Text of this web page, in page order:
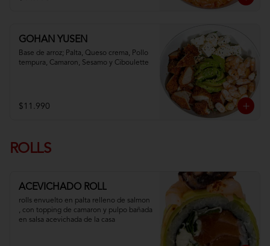
GOHAN YUSEN
Base de arroz; Palta, Queso crema, Pollo
tempura, Camaron, Sesamo y Ciboulette
$11.990
ROLLS
ACEVICHADO ROLL
rolls envuelto en palta relleno de salmon
, con topping de camaron y pulpo bañada
en salsa acevichada de la casa